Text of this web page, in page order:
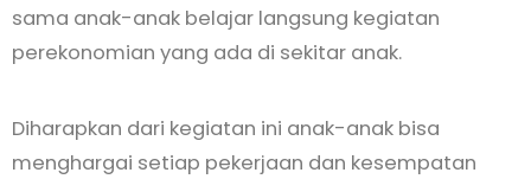
sama anak-anak belajar langsung kegiatan
perekonomian yang ada di sekitar anak.
Diharapkan dari kegiatan ini anak-anak bisa
menghargai setiap pekerjaan dan kesempatan